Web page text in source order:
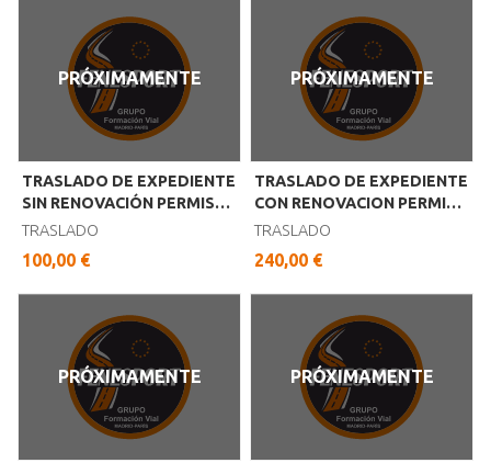
PRÓXIMAMENTE
TRASLADO DE EXPEDIENTE
SIN RENOVACIÓN PERMISO
B
TRASLADO
100,00 €
PRÓXIMAMENTE
TRASLADO DE EXPEDIENTE
CON RENOVACION PERMISO
B
TRASLADO
240,00 €
PRÓXIMAMENTE PRÓXIMAMENTE